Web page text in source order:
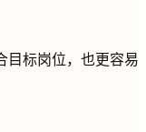
目标岗位，也更容易